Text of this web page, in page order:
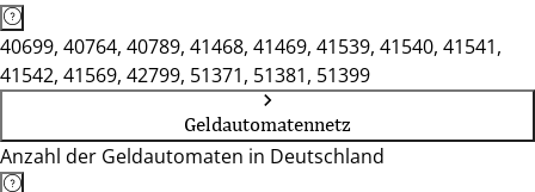
40699, 40764, 40789, 41468, 41469, 41539, 41540, 41541,
41542, 41569, 42799, 51371, 51381, 51399
Geldautomatennetz
Anzahl der Geldautomaten in Deutschland